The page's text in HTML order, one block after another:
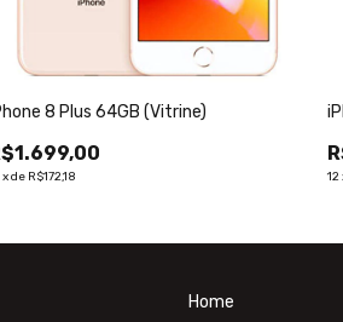
8 Plus 64GB (Vitrine)
xde R$172,18 12
Home